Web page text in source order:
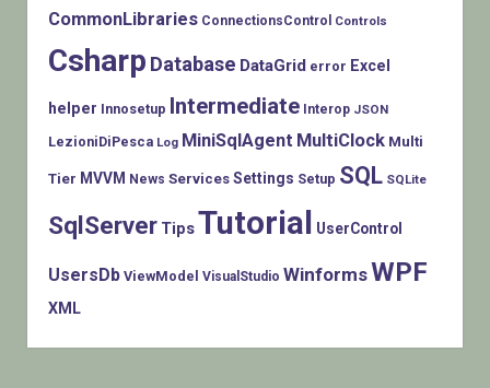
CommonLibraries ConnectionsControl Controls
Csharp Database DataGrid error Excel
helper Innosetup Intermediate Interop JSON
LezioniDiPesca Log MiniSqlAgent MultiClock Multi
Tier MVVM News Services Settings Setup SQL SQLite
SqlServer TipsTutorial UserControl
UsersDb ViewModel VisualStudio WinformsWPF
XML